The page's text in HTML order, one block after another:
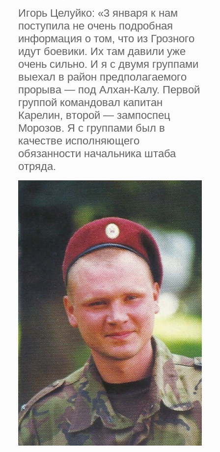
Игорь Целуйко: «3 января к нам
посту­пила не очень подробная
информация о том, что из Грозного
идут боевики. Их там давили уже
очень сильно. И я с двумя группами
выехал в район предполагаемого
прорыва — под Алхан-Калу. Первой
группой командовал капитан
Карелин, второй — зампоспец
Моро­зов. Я с группами был в
качестве исполняю­щего
обязанности начальника штаба
отряда.